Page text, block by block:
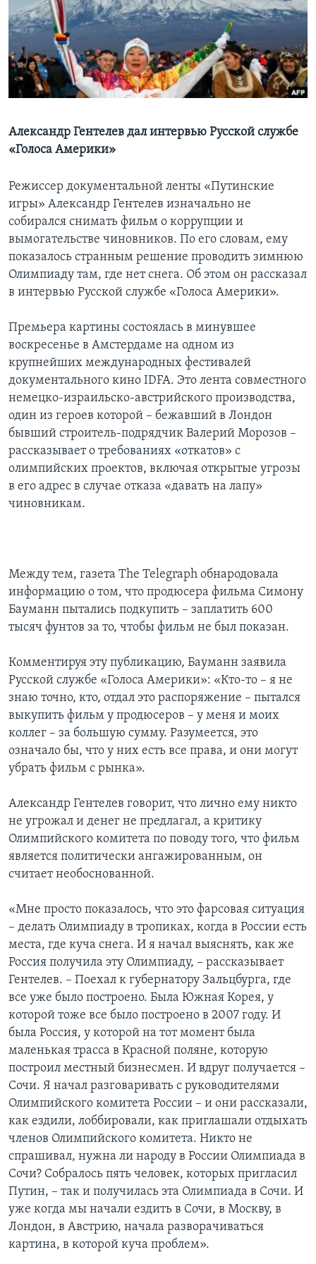
Learning English
СОЦИАЛЬНЫЕ СЕТИ
Языки
Александр Гентелев дал интервью Русской службе
«Голоса Америки»
Режиссер документальной ленты «Путинские
игры» Александр Гентелев изначально не
собирался снимать фильм о коррупции и
вымогательстве чиновников. По его словам, ему
показалось странным решение проводить зимнюю
Олимпиаду там, где нет снега. Об этом он рассказал
в интервью Русской службе «Голоса Америки».
Премьера картины состоялась в минувшее
воскресенье в Амстердаме на одном из
крупнейших международных фестивалей
документального кино IDFA. Это лента совместного
немецко-израильско-австрийского производства,
один из героев которой – бежавший в Лондон
бывший строитель-подрядчик Валерий Морозов –
рассказывает о требованиях «откатов» с
олимпийских проектов, включая открытые угрозы
в его адрес в случае отказа «давать на лапу»
чиновникам.
Между тем, газета The Telegraph обнародовала
информацию о том, что продюсера фильма Симону
Бауманн пытались подкупить – заплатить 600
тысяч фунтов за то, чтобы фильм не был показан.
Комментируя эту публикацию, Бауманн заявила
Русской службе «Голоса Америки»: «Кто-то – я не
знаю точно, кто, отдал это распоряжение – пытался
выкупить фильм у продюсеров – у меня и моих
коллег – за большую сумму. Разумеется, это
означало бы, что у них есть все права, и они могут
убрать фильм с рынка».
Александр Гентелев говорит, что лично ему никто
не угрожал и денег не предлагал, а критику
Олимпийского комитета по поводу того, что фильм
является политически ангажированным, он
считает необоснованной.
«Мне просто показалось, что это фарсовая ситуация
– делать Олимпиаду в тропиках, когда в России есть
места, где куча снега. И я начал выяснять, как же
Россия получила эту Олимпиаду, – рассказывает
Гентелев. – Поехал к губернатору Зальцбурга, где
все уже было построено. Была Южная Корея, у
которой тоже все было построено в 2007 году. И
была Россия, у которой на тот момент была
маленькая трасса в Красной поляне, которую
построил местный бизнесмен. И вдруг получается –
Сочи. Я начал разговаривать с руководителями
Олимпийского комитета России – и они рассказали,
как ездили, лоббировали, как приглашали отдыхать
членов Олимпийского комитета. Никто не
спрашивал, нужна ли народу в России Олимпиада в
Сочи? Собралось пять человек, которых пригласил
Путин, – так и получилась эта Олимпиада в Сочи. И
уже когда мы начали ездить в Сочи, в Москву, в
Лондон, в Австрию, начала разворачиваться
картина, в которой куча проблем».